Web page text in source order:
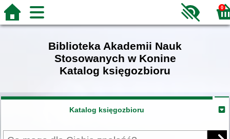
0
Biblioteka Akademii Nauk
Stosowanych w Konine
Katalog księgozbioru
Katalog księgozbioru